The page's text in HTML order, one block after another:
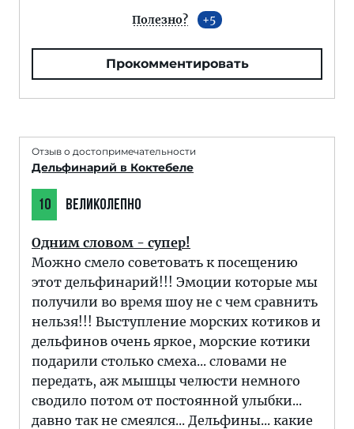
Полезно? 5
Прокомментировать
Отзыв о достопримечательности
Дельфинарий в Коктебеле
10 ВЕЛИКОЛЕПНО
Одним словом - супер!
Можно смело советовать к посещению
этот дельфинарий!!! Эмоции которые мы
получили во время шоу не с чем сравнить
нельзя!!! Выступление морских котиков и
дельфинов очень яркое, морские котики
подарили столько смеха... словами не
передать, аж мышцы челюсти немного
сводило потом от постоянной улыбки...
давно так не смеялся... Дельфины... какие